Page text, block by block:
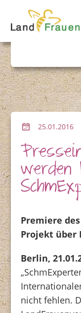
25.01.2016
werden
Premiere
Projekt über
Berlin,
nicht fehlen.